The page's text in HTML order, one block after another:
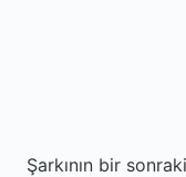
Şarkının bir